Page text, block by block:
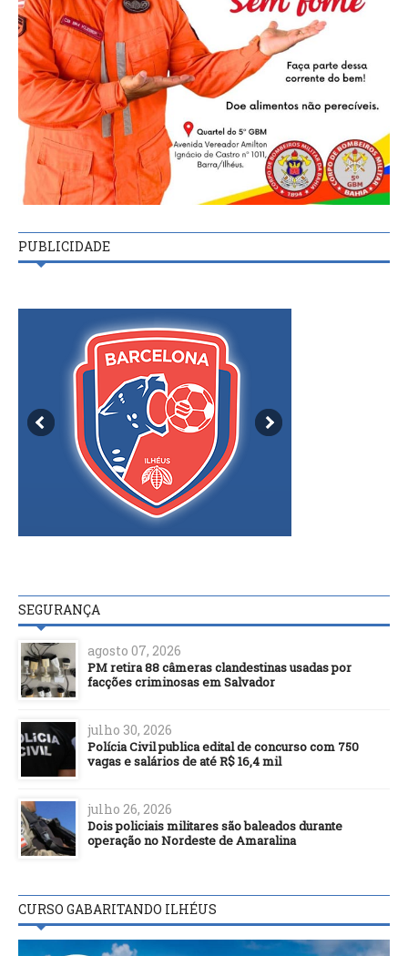
PUBLICIDADE
SEGURANÇA
agosto 07, 2026
PM retira 88 câmeras clandestinas usadas por
facções criminosas em Salvador
julho 30, 2026
Polícia Civil publica edital de concurso com 750
vagas e salários de até R$ 16,4 mil
julho 26, 2026
Dois policiais militares são baleados durante
operação no Nordeste de Amaralina
CURSO GABARITANDO ILHÉUS